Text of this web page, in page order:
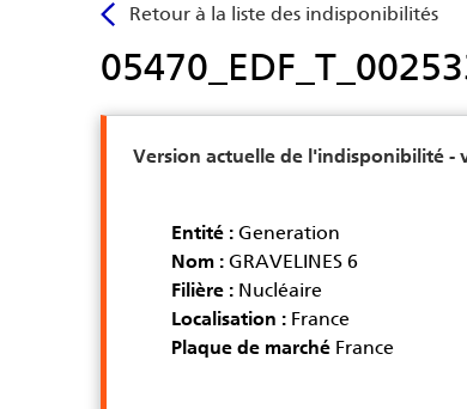
Retour à la liste des indisponibilités
Version actuelle de l'indisponibilité -
Entité :Generation
Nom :GRAVELINES 6
Filière : Nucléaire
Localisation : France
Plaque de marché France